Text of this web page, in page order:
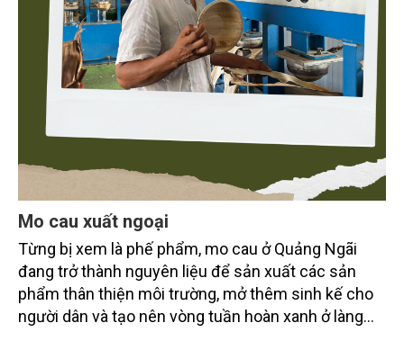
Mo cau xuất ngoại
Từng bị xem là phế phẩm, mo cau ở Quảng Ngãi
đang trở thành nguyên liệu để sản xuất các sản
phẩm thân thiện môi trường, mở thêm sinh kế cho
người dân và tạo nên vòng tuần hoàn xanh ở làng